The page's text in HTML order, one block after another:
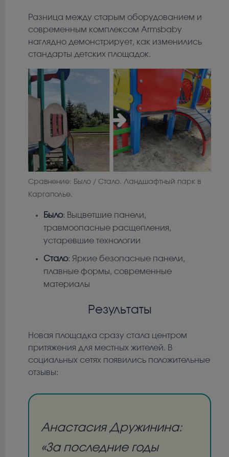
Разница между старым оборудованием и
современным комплексом Armsbaby
наглядно демонстрирует, как изменились
стандарты детских площадок.
Сравнение: Было / Стало. Ландшафтный парк в
Каргаполье.
Было: Выцветшие панели,
травмоопасные расщепления,
устаревшие технологии
Стало: Яркие безопасные панели,
плавные формы, современные
материалы
Результаты
Новая площадка сразу стала центром
притяжения для местных жителей. В
социальных сетях появились положительные
отзывы:
Анастасия Дружинина:
«За последние годы